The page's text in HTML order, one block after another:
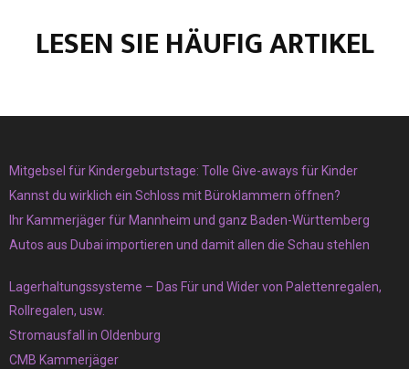
LESEN SIE HÄUFIG ARTIKEL
Mitgebsel für Kindergeburtstage: Tolle Give-aways für Kinder
Kannst du wirklich ein Schloss mit Büroklammern öffnen?
Ihr Kammerjäger für Mannheim und ganz Baden-Württemberg
Autos aus Dubai importieren und damit allen die Schau stehlen
Lagerhaltungssysteme – Das Für und Wider von Palettenregalen,
Rollregalen, usw.
Stromausfall in Oldenburg
CMB Kammerjäger